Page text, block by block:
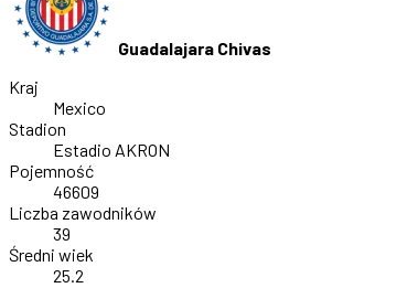
Guadalajara Chivas
Kraj
Mexico
Stadion
Estadio AKRON
Pojemność
46609
Liczba zawodników
39
Średni wiek
25.2